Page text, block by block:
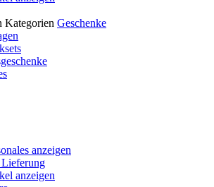
Kategorien Geschenke
anzeigen
Lieferung
anzeigen